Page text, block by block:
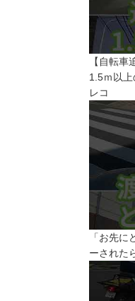
【自転
1.5ｍ以
レコ
「お先
ーされた